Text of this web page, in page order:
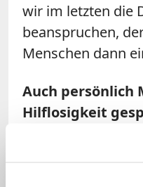
wir im letzten die
beanspruchen,
Menschen dann
Auch persönlich
Hilflosigkeit
Angesichts